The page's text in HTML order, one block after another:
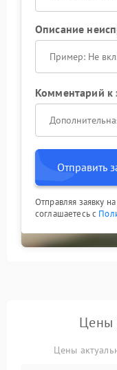
Описание
Комментарий к
Отправить
Отправляя заявку
соглашаетесь с
Цены
Цены